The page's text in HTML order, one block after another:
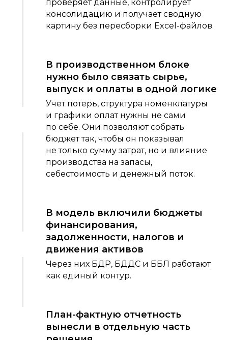
проверяет данные, контролирует
консолидацию и получает сводную
картину без пересборки Excel-файлов.
В производственном блоке
нужно было связать сырье,
выпуск и оплаты в одной логике
Учет потерь, структура номенклатуры
и графики оплат нужны не сами
по себе. Они позволяют собрать
бюджет так, чтобы он показывал
не только сумму затрат, но и влияние
производства на запасы,
себестоимость и денежный поток.
В модель включили бюджеты
финансирования,
задолженности, налогов и
движения активов
Через них БДР, БДДС и ББЛ работают
как единый контур.
План-фактную отчетность
вынесли в отдельную часть